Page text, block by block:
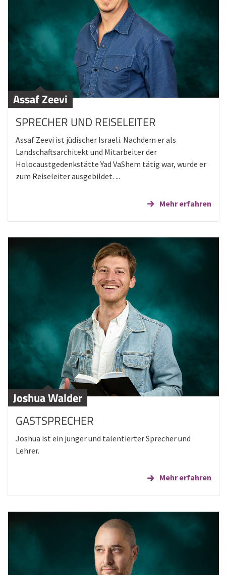
Assaf Zeevi
SPRECHER UND REISELEITER
Assaf Zeevi ist jüdischer Israeli. Nachdem er als
Landschaftsarchitekt und Mitarbeiter der
Holocaustgedenkstätte Yad VaShem tätig war, wurde er
zum Reiseleiter ausgebildet. ...
Mehr erfahren
Joshua Walder
GASTSPRECHER
Joshua ist ein junger und talentierter Sprecher und
Lehrer.
Mehr erfahren